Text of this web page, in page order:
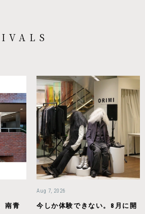
南青
Aug 7, 2026
今しか体験できない。8月に開